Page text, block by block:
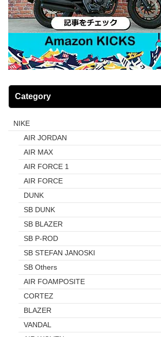
Category
NIKE
AIR JORDAN
AIR MAX
AIR FORCE 1
AIR FORCE
DUNK
SB DUNK
SB BLAZER
SB P-ROD
SB STEFAN JANOSKI
SB Others
AIR FOAMPOSITE
CORTEZ
BLAZER
VANDAL